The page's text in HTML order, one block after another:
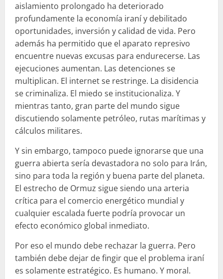
aislamiento prolongado ha deteriorado
profundamente la economía iraní y debilitado
oportunidades, inversión y calidad de vida. Pero
además ha permitido que el aparato represivo
encuentre nuevas excusas para endurecerse. Las
ejecuciones aumentan. Las detenciones se
multiplican. El internet se restringe. La disidencia
se criminaliza. El miedo se institucionaliza. Y
mientras tanto, gran parte del mundo sigue
discutiendo solamente petróleo, rutas marítimas y
cálculos militares.
Y sin embargo, tampoco puede ignorarse que una
guerra abierta sería devastadora no solo para Irán,
sino para toda la región y buena parte del planeta.
El estrecho de Ormuz sigue siendo una arteria
crítica para el comercio energético mundial y
cualquier escalada fuerte podría provocar un
efecto económico global inmediato.
Por eso el mundo debe rechazar la guerra. Pero
también debe dejar de fingir que el problema iraní
es solamente estratégico. Es humano. Y moral.